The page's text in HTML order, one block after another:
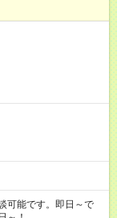
可能です。即日～で